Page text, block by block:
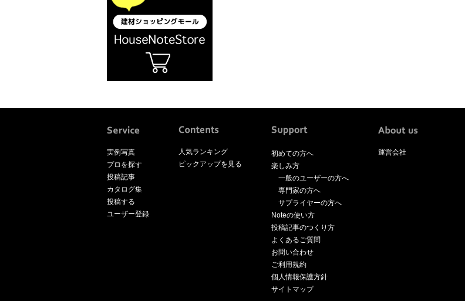
実例写真
プロを探す
投稿記事
カタログ集
投稿する
ユーザー登録
人気ランキング
ピックアップを見る
初めての方へ
楽しみ方
一般のユーザーの方へ
専門家の方へ
サプライヤーの方へ
Noteの使い方
投稿記事のつくり方
よくあるご質問
お問い合わせ
ご利用規約
個人情報保護方針
サイトマップ
運営会社